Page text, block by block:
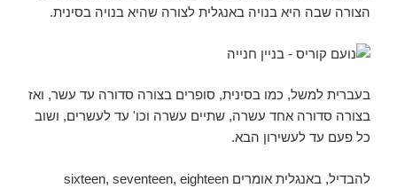
הצורה שבה היא בנויה באנגלית לצורה שהיא בנויה בסינית.
בעברית למשל, כמו בסינית, סופרים בצורה סדורה עד עשר, ואז
בצורה סדורה אחד עשרה, שתיים עשרה וכו' עד לעשרים, ושוב
כל פעם עד לעשירון הבא.
להבדיל, באנגלית אומרים sixteen, seventeen, eighteen